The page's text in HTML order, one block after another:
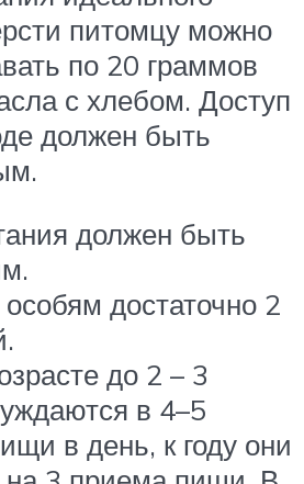
питомцу можно
по 20 граммов
с хлебом. Доступ
должен быть
должен быть
достаточно 2
до 2 – 3
в 4–5
в день, к году они